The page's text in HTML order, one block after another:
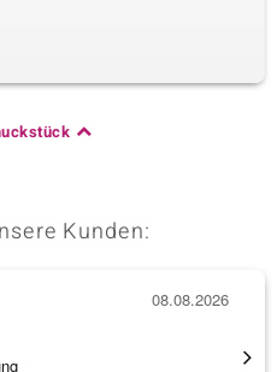
Kunden:
08.08.2026